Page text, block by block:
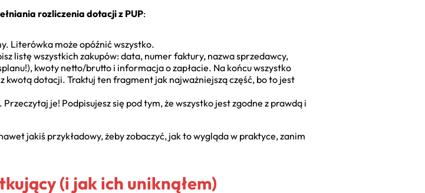
rozliczenia dotacji z PUP:
Literówka może opóźnić wszystko.
listę wszystkich zakupów: data, numer faktury, nazwa sprzedawcy,
kwoty netto/brutto i informacja o zapłacie. Na końcu wszystko
kwotą dotacji. Traktuj ten fragment jak najważniejszą część, bo to jest
je! Podpisujesz się pod tym, że wszystko jest zgodne z prawdą i
jakiś przykładowy, żeby zobaczyć, jak to wygląda w praktyce, zanim
(i jak ich uniknąłem)